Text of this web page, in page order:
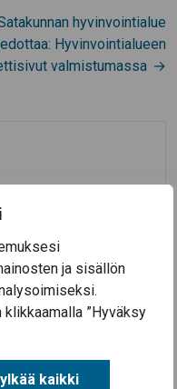
ja sisällön
”Hyväksy
kaikki
hyvinvointialue
Hyvinvointialueen
valmistumassa
haettavissa